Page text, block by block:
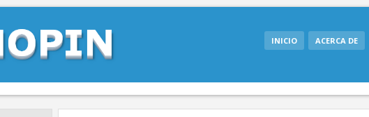
INICIO ACERCA DE